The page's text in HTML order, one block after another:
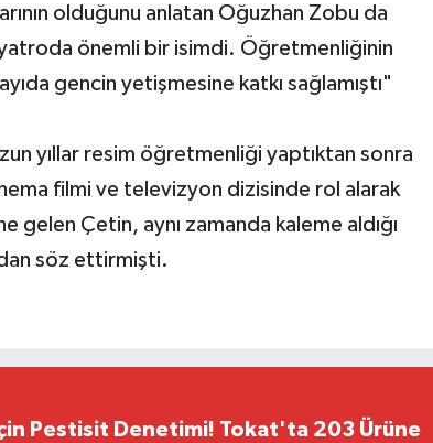
olduğunu anlatan Oğuzhan Zobu da
önemli bir isimdi. Öğretmenliğinin
gencin yetişmesine katkı sağlamıştı"
yıllar resim öğretmenliği yaptıktan sonra
filmi ve televizyon dizisinde rol alarak
gelen Çetin, aynı zamanda kaleme aldığı
söz ettirmişti.
Pestisit Denetimi! Tokat'ta 203 Ürüne